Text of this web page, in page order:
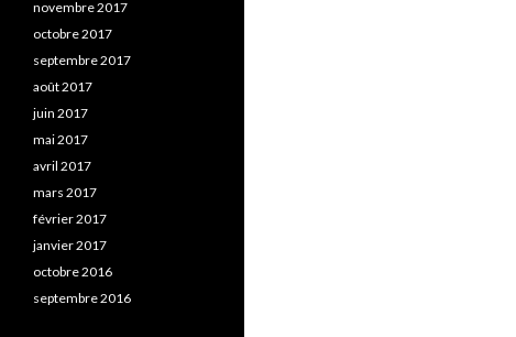
novembre 2017
octobre 2017
septembre 2017
août 2017
juin 2017
mai 2017
avril 2017
mars 2017
février 2017
janvier 2017
octobre 2016
septembre 2016